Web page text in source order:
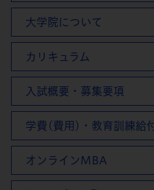
大学院について
カリキュラム
入試概要・募集要項
学費(費用)・教育訓練給
オンラインMBA